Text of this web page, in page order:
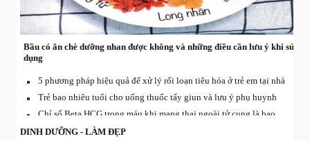
Bầu có ăn chè dưỡng nhan được không và những điều cần lưu ý khi sử
dụng
5 phương pháp hiệu quả để xử lý rối loạn tiêu hóa ở trẻ em tại nhà
Trẻ bao nhiêu tuổi cho uống thuốc tẩy giun và lưu ý phụ huynh
Chỉ số Beta HCG trong máu khi mang thai ngoài tử cung là bao
nhiêu
DINH DƯỠNG - LÀM ĐẸP